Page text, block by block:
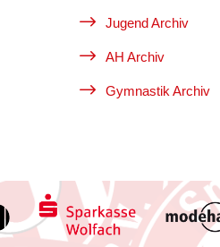
$ Jugend Archiv
$ AH Archiv
$ Gymnastik Archiv